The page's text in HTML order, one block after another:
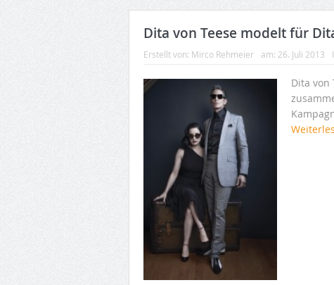
Dita von Teese modelt für
Erstellt von: Mirco Rehmeier am: 26. Juli 2013
Dita von